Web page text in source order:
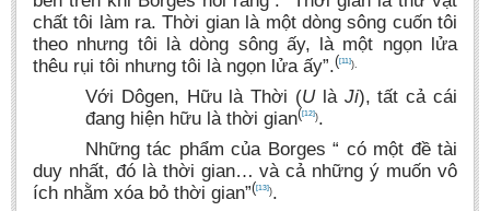
chất tôi làm ra. Thời gian là một dòng sông cuốn tôi
theo nhưng tôi là dòng sông ấy, là một ngọn lửa
thêu rụi tôi nhưng tôi là ngọn lửa ấy”.([11]).
Với Dôgen, Hữu là Thời (Ulà Ji), tất cả cái
đang hiện hữu là thời gian([12]).
Những tác phẩm của Borges “ có một đề tài
duy nhất, đó là thời gian… và cả những ý muốn vô
ích nhằm xóa bỏ thời gian”([13]).